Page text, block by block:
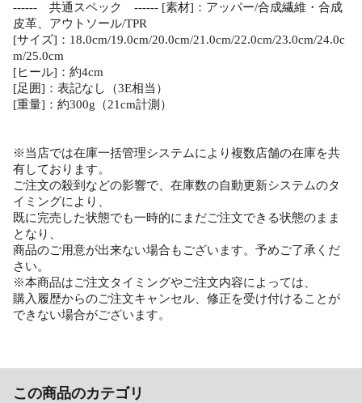
------ 共通スペック ------ [素材]：アッパー/合成繊維・合成
皮革、アウトソール/TPR
[サイズ]：18.0cm/19.0cm/20.0cm/21.0cm/22.0cm/23.0cm/24.0c
m/25.0cm
[ヒール]：約4cm
[足囲]：表記なし（3E相当）
[重量]：約300g（21cm計測）
※当店では在庫一括管理システムにより複数店舗の在庫を共
有しております。
ご注文の殺到などの影響で、在庫数の自動更新システムのタ
イミングにより、
既に完売した状態でも一時的にまだご注文できる状態のまま
となり、
商品のご用意が出来ない場合もございます。予めご了承くだ
さい。
※本商品はご注文タイミングやご注文内容によっては、
購入履歴からのご注文キャンセル、修正を受け付けることが
できない場合がございます。
この商品のカテゴリ